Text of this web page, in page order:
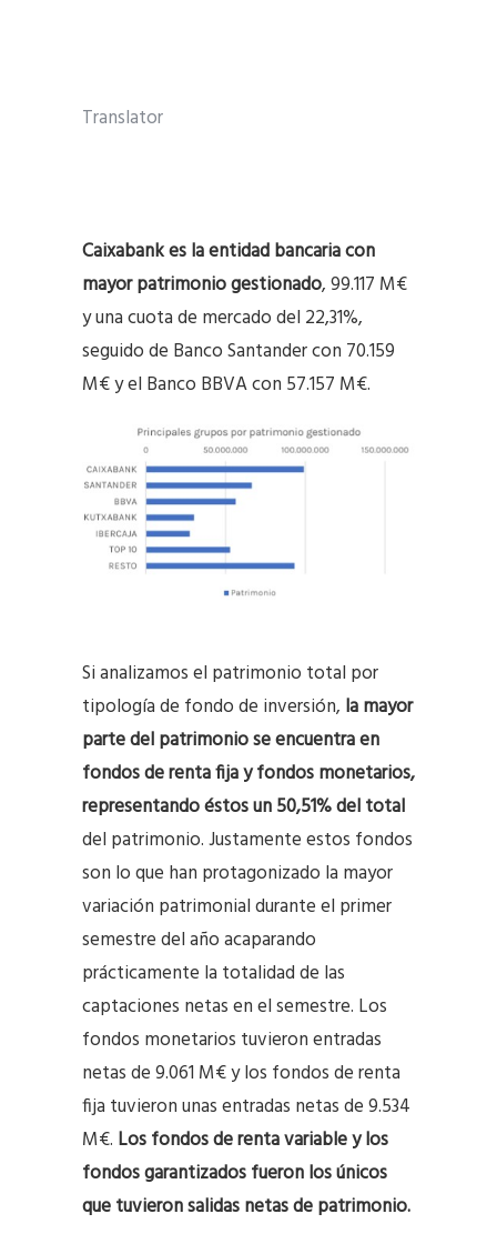
Translator
Caixabank es la entidad bancaria con
mayor patrimonio gestionado, 99.117 M€
y una cuota de mercado del 22,31%,
seguido de Banco Santander con 70.159
M€ y el Banco BBVA con 57.157 M€.
Si analizamos el patrimonio total por
tipología de fondo de inversión, la mayor
parte del patrimonio se encuentra en
fondos de renta fija y fondos monetarios,
representando éstos un 50,51% del total
del patrimonio. Justamente estos fondos
son lo que han protagonizado la mayor
variación patrimonial durante el primer
semestre del año acaparando
prácticamente la totalidad de las
captaciones netas en el semestre. Los
fondos monetarios tuvieron entradas
netas de 9.061 M€ y los fondos de renta
fija tuvieron unas entradas netas de 9.534
M€. Los fondos de renta variable y los
fondos garantizados fueron los únicos
que tuvieron salidas netas de patrimonio.